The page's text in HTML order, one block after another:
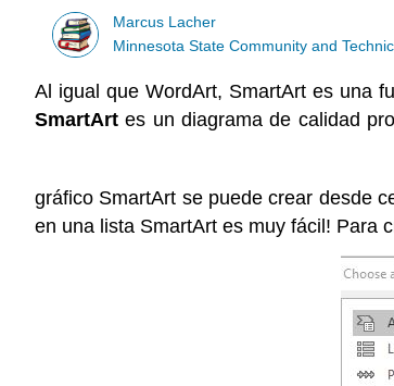
Marcus Lacher
Minnesota State Community and
Al igual que WordArt, SmartArt es una
SmartArt es un diagrama de calidad
gráfico SmartArt se puede crear desde
en una lista SmartArt es muy fácil! Para